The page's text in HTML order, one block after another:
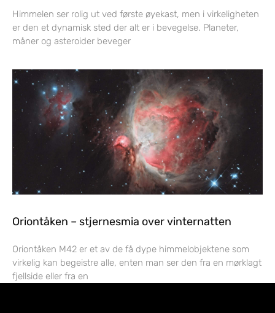
Himmelen ser rolig ut ved første øyekast, men i virkeligheten
er den et dynamisk sted der alt er i bevegelse. Planeter,
måner og asteroider beveger
Oriontåken – stjernesmia over vinternatten
Oriontåken M42 er et av de få dype himmelobjektene som
virkelig kan begeistre alle, enten man ser den fra en mørklagt
fjellside eller fra en